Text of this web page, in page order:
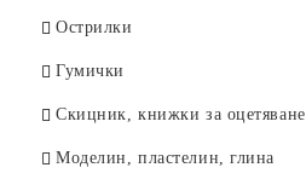
Острилки
Гумички
Скицник, книжки за оцетяване
Моделин, пластелин, глина